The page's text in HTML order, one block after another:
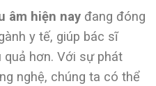
âm hiện nay đang đóng
y tế, giúp bác sĩ
quả hơn. Với sự phát
nghệ, chúng ta có thể